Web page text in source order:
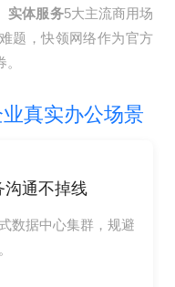
实体服务5大主流商用场
题，快领网络作为官方
真实办公场景
沟通不掉线
数据中心集群，规避